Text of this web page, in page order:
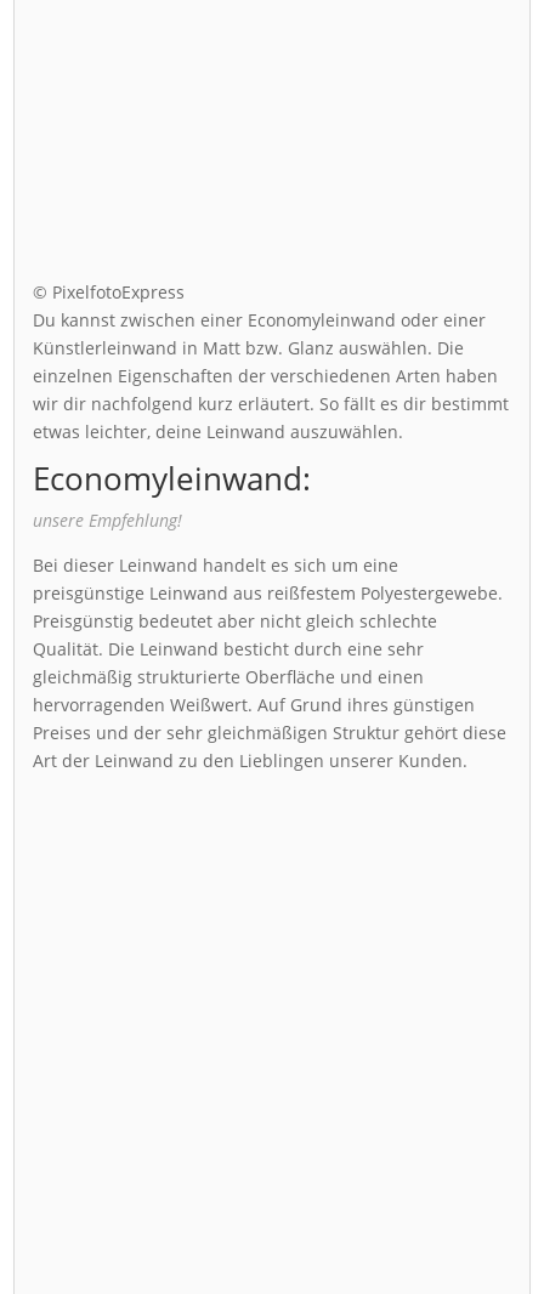
© PixelfotoExpress
Du kannst zwischen einer Economyleinwand oder einer
Künstlerleinwand in Matt bzw. Glanz auswählen. Die
einzelnen Eigenschaften der verschiedenen Arten haben
wir dir nachfolgend kurz erläutert. So fällt es dir bestimmt
etwas leichter, deine Leinwand auszuwählen.
Economyleinwand:
unsere Empfehlung!
Bei dieser Leinwand handelt es sich um eine
preisgünstige Leinwand aus reißfestem Polyestergewebe.
Preisgünstig bedeutet aber nicht gleich schlechte
Qualität. Die Leinwand besticht durch eine sehr
gleichmäßig strukturierte Oberfläche und einen
hervorragenden Weißwert. Auf Grund ihres günstigen
Preises und der sehr gleichmäßigen Struktur gehört diese
Art der Leinwand zu den Lieblingen unserer Kunden.